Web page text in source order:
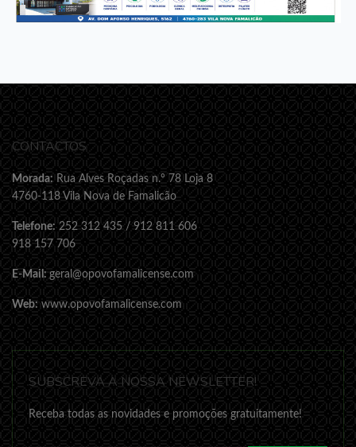
CONTACTOS
Morada: Rua Alves Roçadas n.º 78 Loja 8
4760-118 Vila Nova de Famalicão
Telefone: 252 312 435 / 912 811 606
918 157 706
E-Mail: geral@opovofamalicense.com
Web: www.opovofamalicense.com
SUBSCREVA A NOSSA NEWSLETTER!
Receba todas as novidades e promoções gratuitamente!